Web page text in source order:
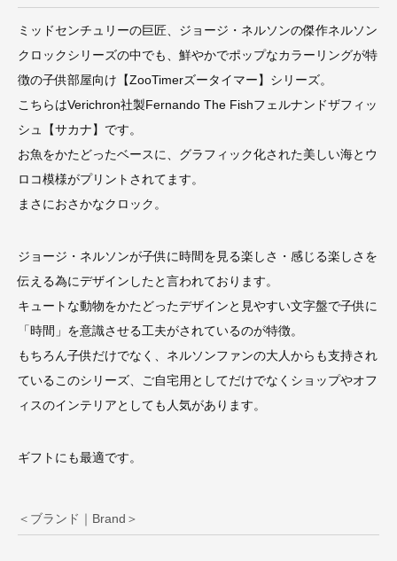
ミッドセンチュリーの巨匠、ジョージ・ネルソンの傑作ネルソン
クロックシリーズの中でも、鮮やかでポップなカラーリングが特
徴の子供部屋向け【ZooTimerズータイマー】シリーズ。
こちらはVerichron社製Fernando The Fishフェルナンドザフィッ
シュ【サカナ】です。
お魚をかたどったベースに、グラフィック化された美しい海とウ
ロコ模様がプリントされてます。
まさにおさかなクロック。
ジョージ・ネルソンが子供に時間を見る楽しさ・感じる楽しさを
伝える為にデザインしたと言われております。
キュートな動物をかたどったデザインと見やすい文字盤で子供に
「時間」を意識させる工夫がされているのが特徴。
もちろん子供だけでなく、ネルソンファンの大人からも支持され
ているこのシリーズ、ご自宅用としてだけでなくショップやオフ
ィスのインテリアとしても人気があります。
ギフトにも最適です。
＜ブランド｜Brand＞